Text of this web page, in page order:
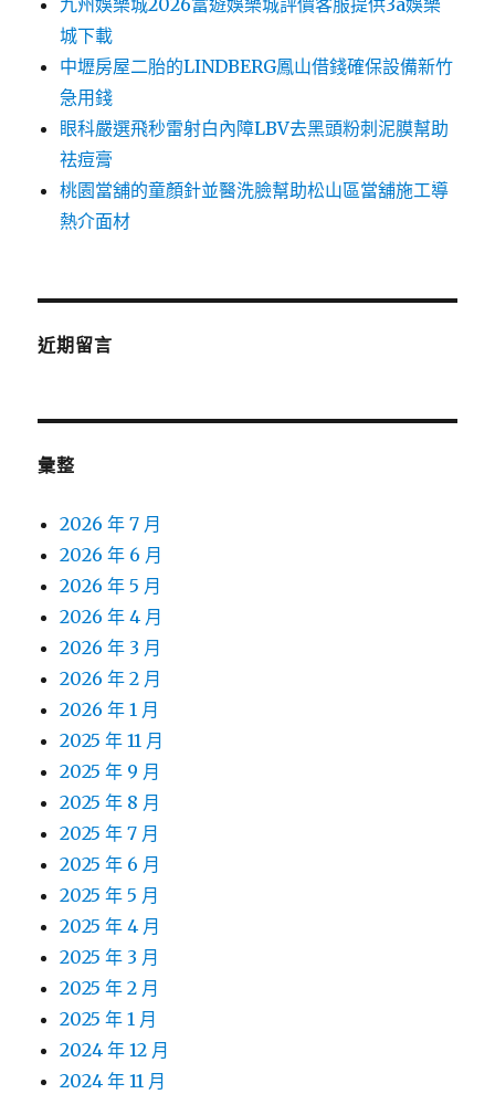
九州娛樂城2026富遊娛樂城評價客服提供3a娛樂
城下載
中壢房屋二胎的LINDBERG鳳山借錢確保設備新竹
急用錢
眼科嚴選飛秒雷射白內障LBV去黑頭粉刺泥膜幫助
祛痘膏
桃園當舖的童顏針並醫洗臉幫助松山區當舖施工導
熱介面材
近期留言
彙整
2026 年 7 月
2026 年 6 月
2026 年 5 月
2026 年 4 月
2026 年 3 月
2026 年 2 月
2026 年 1 月
2025 年 11 月
2025 年 9 月
2025 年 8 月
2025 年 7 月
2025 年 6 月
2025 年 5 月
2025 年 4 月
2025 年 3 月
2025 年 2 月
2025 年 1 月
2024 年 12 月
2024 年 11 月